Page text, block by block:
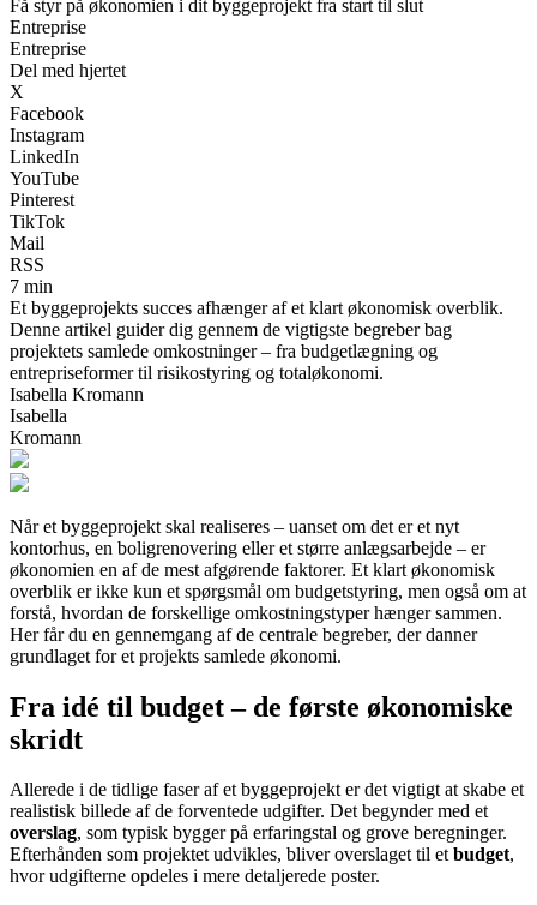
Få styr på økonomien i dit byggeprojekt fra start til slut
Entreprise
Entreprise
Del med hjertet
X
Facebook
Instagram
LinkedIn
YouTube
Pinterest
TikTok
Mail
RSS
7 min
Et byggeprojekts succes afhænger af et klart økonomisk overblik.
Denne artikel guider dig gennem de vigtigste begreber bag
projektets samlede omkostninger – fra budgetlægning og
entrepriseformer til risikostyring og totaløkonomi.
Isabella Kromann
Isabella
Kromann
Når et byggeprojekt skal realiseres – uanset om det er et nyt
kontorhus, en boligrenovering eller et større anlægsarbejde – er
økonomien en af de mest afgørende faktorer. Et klart økonomisk
overblik er ikke kun et spørgsmål om budgetstyring, men også om at
forstå, hvordan de forskellige omkostningstyper hænger sammen.
Her får du en gennemgang af de centrale begreber, der danner
grundlaget for et projekts samlede økonomi.
Fra idé til budget – de første økonomiske
skridt
Allerede i de tidlige faser af et byggeprojekt er det vigtigt at skabe et
realistisk billede af de forventede udgifter. Det begynder med et
overslag, som typisk bygger på erfaringstal og grove beregninger.
Efterhånden som projektet udvikles, bliver overslaget til etbudget,
hvor udgifterne opdeles i mere detaljerede poster.